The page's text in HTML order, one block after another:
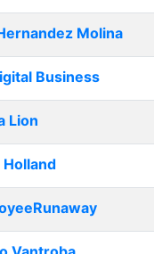
Molina
Business
Lion
Holland